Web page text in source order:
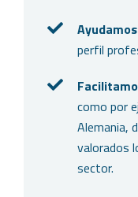
perfil
como por
Alemania,
valorados
sector.